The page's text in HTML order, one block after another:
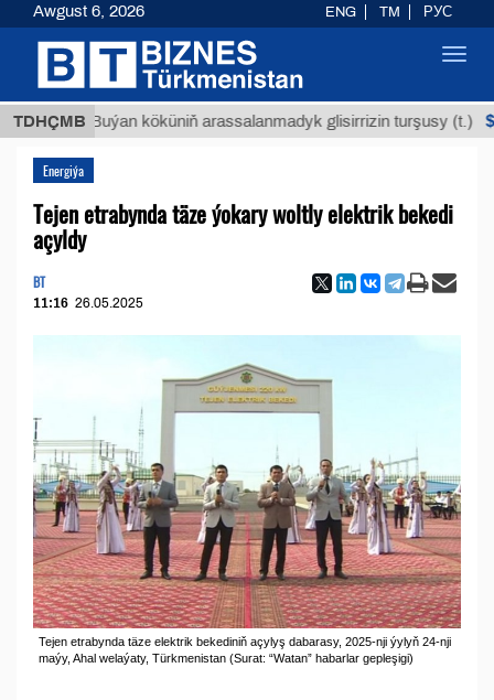
TDHÇMB
Buýan köküniň arassalanmadyk glisirrizin turşusy (t.)
Energiýa
Tejen etrabynda täze ýokary woltly elektrik bekedi
açyldy
BT
11:16 26.05.2025
Tejen etrabynda täze elektrik bekediniň açylyş dabarasy, 2025-nji ýylyň 24-nji
maýy, Ahal welaýaty, Türkmenistan (Surat: “Watan” habarlar gepleşigi)
Awgust 6, 2026 ENG TM РУС